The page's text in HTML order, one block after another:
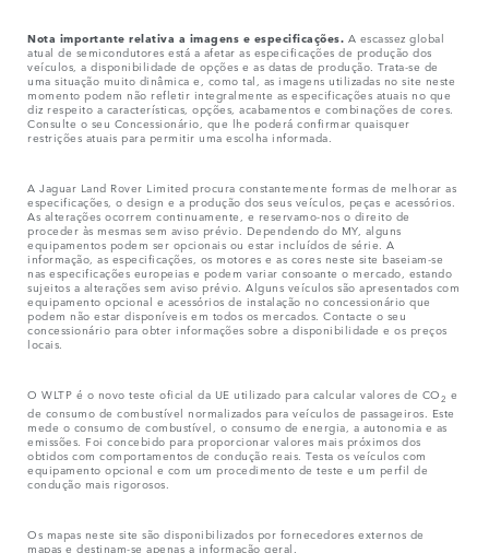
Nota importante relativa a imagens e especificações. A escassez global
atual de semicondutores está a afetar as especificações de produção dos
veículos, a disponibilidade de opções e as datas de produção. Trata-se de
uma situação muito dinâmica e, como tal, as imagens utilizadas no site neste
momento podem não refletir integralmente as especificações atuais no que
diz respeito a características, opções, acabamentos e combinações de cores.
Consulte o seu Concessionário, que lhe poderá confirmar quaisquer
restrições atuais para permitir uma escolha informada.
A Jaguar Land Rover Limited procura constantemente formas de melhorar as
especificações, o design e a produção dos seus veículos, peças e acessórios.
As alterações ocorrem continuamente, e reservamo-nos o direito de
proceder às mesmas sem aviso prévio. Dependendo do MY, alguns
equipamentos podem ser opcionais ou estar incluídos de série. A
informação, as especificações, os motores e as cores neste site baseiam-se
nas especificações europeias e podem variar consoante o mercado, estando
sujeitos a alterações sem aviso prévio. Alguns veículos são apresentados com
equipamento opcional e acessórios de instalação no concessionário que
podem não estar disponíveis em todos os mercados. Contacte o seu
concessionário para obter informações sobre a disponibilidade e os preços
locais.
O WLTP é o novo teste oficial da UE utilizado para calcular valores de CO2 e
de consumo de combustível normalizados para veículos de passageiros. Este
mede o consumo de combustível, o consumo de energia, a autonomia e as
emissões. Foi concebido para proporcionar valores mais próximos dos
obtidos com comportamentos de condução reais. Testa os veículos com
equipamento opcional e com um procedimento de teste e um perfil de
condução mais rigorosos.
Os mapas neste site são disponibilizados por fornecedores externos de
mapas e destinam-se apenas a informação geral.